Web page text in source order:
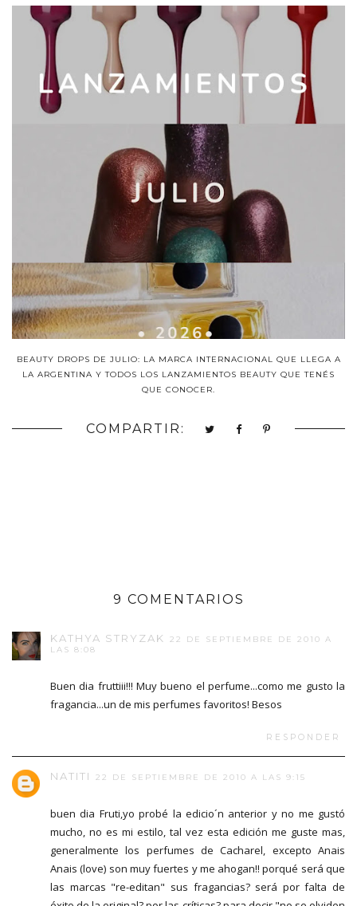
BEAUTY DROPS DE JULIO: LA MARCA INTERNACIONAL QUE LLEGA A
LA ARGENTINA Y TODOS LOS LANZAMIENTOS BEAUTY QUE TENÉS
QUE CONOCER.
COMPARTIR:
9 COMENTARIOS
KATHYA STRYZAK
22 DE SEPTIEMBRE DE 2010 A
LAS 8:08
Buen dia fruttiii!!! Muy bueno el perfume...como me gusto la
fragancia...un de mis perfumes favoritos! Besos
RESPONDER
NATITI 22 DE SEPTIEMBRE DE 2010 A LAS 9:15
buen dia Fruti,yo probé la edicio´n anterior y no me gustó
mucho, no es mi estilo, tal vez esta edición me guste mas,
generalmente los perfumes de Cacharel, excepto Anais
Anais (love) son muy fuertes y me ahogan!! porqué será que
las marcas "re-editan" sus fragancias? será por falta de